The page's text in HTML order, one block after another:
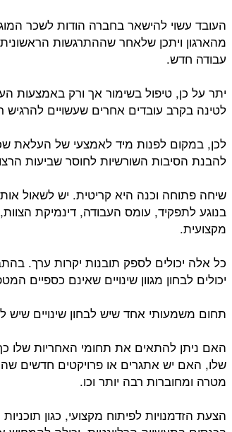
העובד עשוי להישאר בחברה הודות לשכר
מהארגון ויתכן שלאחר שההתרגשות
עבודה חדש.
יתר על כן, טיפול בשימור אך ורק באמצעות
לטינה בקרב עובדים אחרים שעשויים להרגיש
לכן, במקום לפנות מיד לאמצעי של העלאת
להבנת הסיבות השורשיות לחוסר שביעות
שיחה פתוחה וכנה היא קריטית. יש לשאול
בנוגע לתפקיד, עומס העבודה, דינמיקת
מקצועית.
כל אלה יכולים לספק תובנות יקרות ערך.
יכולים לבחון מגוון שינויים שאינם כספיים
תחום משמעותי אחד שיש לבחון שינויים שיש
האם ניתן להתאים את תחומי האחריות שלו כך
שלו, האם יש אתגרים או פרויקטים חדשים
מטרה ומחוברות רבה יותר וכו.
הצעת הזדמנויות לפיתוח מקצועי, כגון